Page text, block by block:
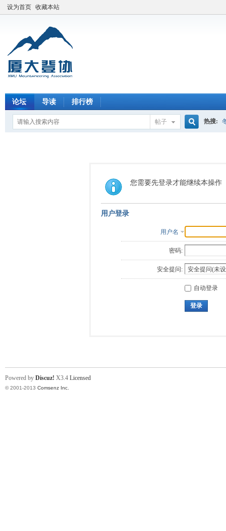
设为首页 收藏本站
论坛 导读 排行榜
帖子
索
热搜:
您需要先登录才能继续本操作
用户登录
用户名
密码:
安全提问:
自动登录
登录
Powered by Discuz! X3.4 Licensed
© 2001-2013 Comsenz Inc.